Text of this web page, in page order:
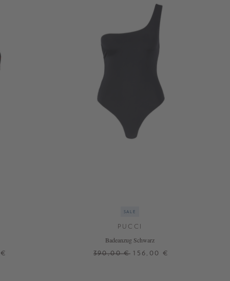
SALE
PUCCI
Badeanzug Schwarz
390,00 € 156,00 €